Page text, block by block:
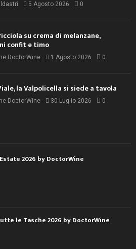
5 Agosto 2026 0
su crema di melanzane,
confit e timo
DoctorWine 1 Agosto 2026 0
la Valpolicella si siede a tavola
DoctorWine 30 Luglio 2026 0
2026 by DoctorWine
le Tasche 2026 by DoctorWine